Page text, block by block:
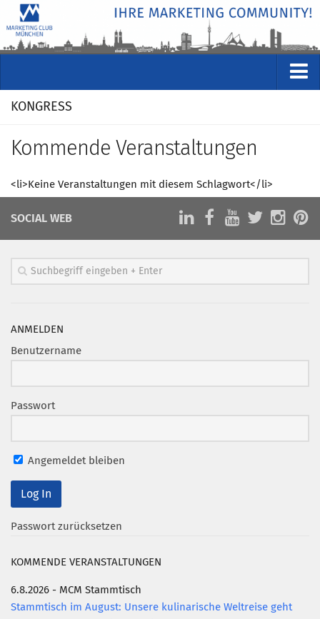
VERANSTALTUNGEN
Rückblicke
Clubführung
Marketing Pioniere
Arbeitsgruppen
Mentoring
Partnerschaften
Bundesverband Marketing Clubs
MARKETING PIONIERE
Newsletter
Clubmagazin
KONGRESS
Kommende Veranstaltungen
<li>Keine Veranstaltungen mit diesem Schlagwort</li>
SOCIAL WEB
ANMELDEN
Benutzername
Passwort
Angemeldet bleiben
Passwort zurücksetzen
KOMMENDE VERANSTALTUNGEN
6.8.2026 - MCM Stammtisch
Stammtisch im August: Unsere kulinarische Weltreise geht